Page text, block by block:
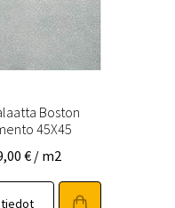
Boston
45X45
€ / m2